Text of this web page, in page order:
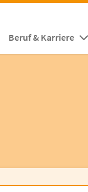
Beruf & Karriere